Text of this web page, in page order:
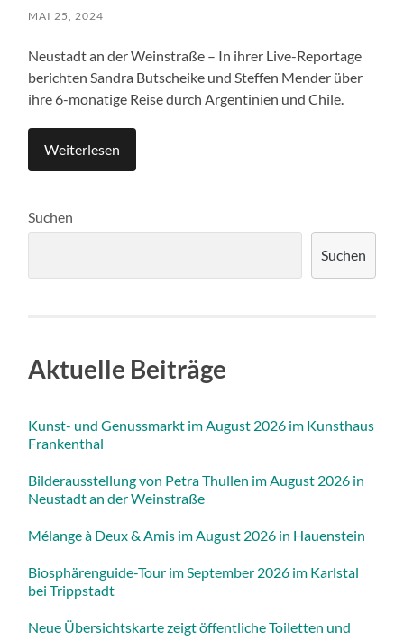
MAI 25, 2024
Neustadt an der Weinstraße – In ihrer Live-Reportage
berichten Sandra Butscheike und Steffen Mender über
ihre 6-monatige Reise durch Argentinien und Chile.
Weiterlesen
Suchen
Suchen
Aktuelle Beiträge
Kunst- und Genussmarkt im August 2026 im Kunsthaus
Frankenthal
Bilderausstellung von Petra Thullen im August 2026 in
Neustadt an der Weinstraße
Mélange à Deux & Amis im August 2026 in Hauenstein
Biosphärenguide-Tour im September 2026 im Karlstal
bei Trippstadt
Neue Übersichtskarte zeigt öffentliche Toiletten und